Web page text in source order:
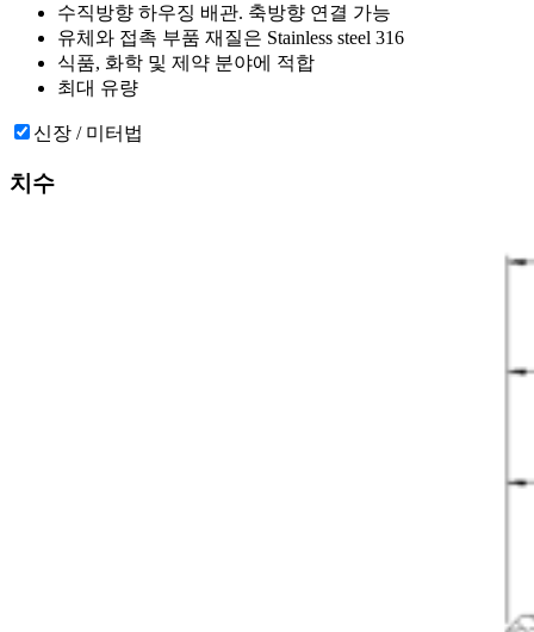
수직방향 하우징 배관. 축방향 연결 가능
유체와 접촉 부품 재질은 Stainless steel 316
식품, 화학 및 제약 분야에 적합
최대 유량
신장 / 미터법
치수